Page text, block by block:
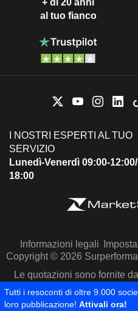
+ di 20 anni
al tuo fianco
I NOSTRI ESPERTI AL TUO
SERVIZIO
Lunedì-Venerdì 09:00-
18:00
Informazioni legali
Copyright © 2026
Le quotazioni sono fornite
Tutti i resoconti di oltre 9.000
loro pubblicazione! Attivali ora!